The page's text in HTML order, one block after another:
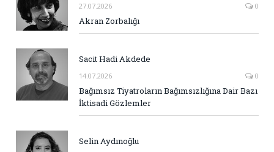
27.07.2026 0
Akran Zorbalığı
Sacit Hadi Akdede
14.07.2026 0
Bağımsız Tiyatroların Bağımsızlığına Dair Bazı
İktisadi Gözlemler
Selin Aydınoğlu